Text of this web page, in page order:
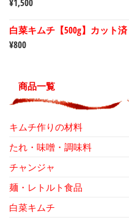
白菜キムチ【500g】カット済
¥800
商品一覧
キムチ作りの材料
たれ・味噌・調味料
チャンジャ
麺・レトルト食品
白菜キムチ